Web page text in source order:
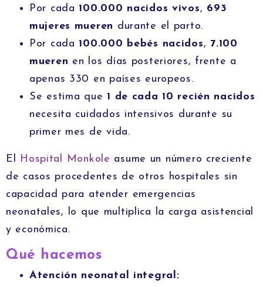
Por cada 100.000 nacidos vivos, 693
mujeres mueren durante el parto.
Por cada 100.000 bebés nacidos, 7.100
mueren en los días posteriores, frente a
apenas 330 en países europeos.
Se estima que 1 de cada 10 recién nacidos
necesita cuidados intensivos durante su
primer mes de vida.
El Hospital Monkole asume un número creciente
de casos procedentes de otros hospitales sin
capacidad para atender emergencias
neonatales, lo que multiplica la carga asistencial
y económica.
Qué hacemos
Atención neonatal integral: